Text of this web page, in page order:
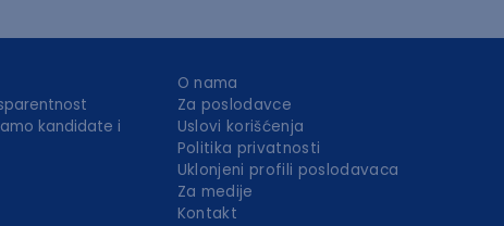
kandidate i
O nama
Za poslodavce
Uslovi korišćenja
Politika privatnosti
Uklonjeni profili poslodavaca
Za medije
Kontakt